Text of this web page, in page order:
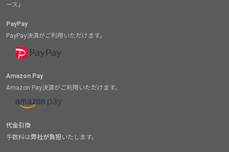
ース」
PayPay
PayPay決済がご利用いただけます。
Amazon Pay
Amazon Pay決済がご利用いただけます。
代金引換
手数料は弊社が負担 いたします。